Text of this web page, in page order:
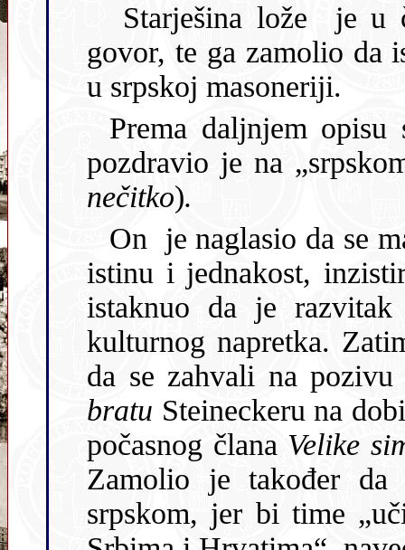
Starješina lože je u
govor, te ga zamolio da
u srpskoj masoneriji.
Prema daljnjem
pozdravio je na
nečitko).
On je naglasio da se
istinu i jednakost,
istaknuo da je razvitak masonerije u Srbiji dokaz njezina
bratu Steineckeru na
počasnog člana Velike
Zamolio je također da
srpskom, jer bi time „učinili prijatnu radost ovdašnjoj braći